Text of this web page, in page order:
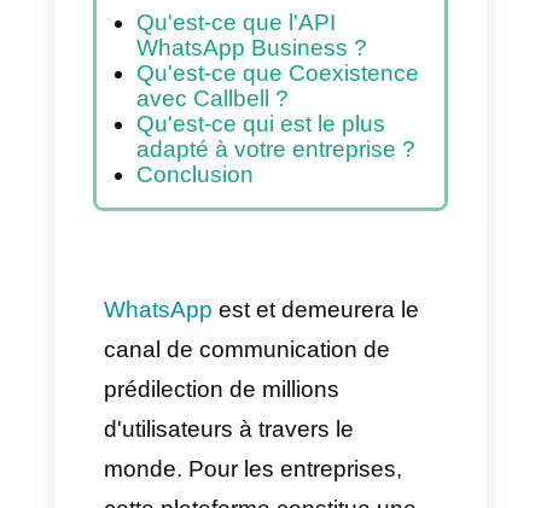
Indice
Qu'est-ce que l'API
WhatsApp Business ?
Qu'est-ce qui est le plus
adapté à votre entreprise ?